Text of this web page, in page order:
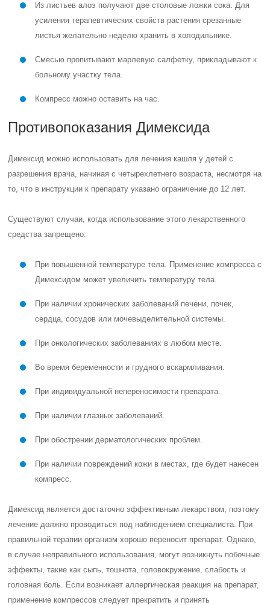
Из листьев алоэ получают две столовые ложки сока. Для
усиления терапевтических свойств растения срезанные
листья желательно неделю хранить в холодильнике.
Смесью пропитывают марлевую салфетку, прикладывают к
больному участку тела.
Компресс можно оставить на час.
Противопоказания Димексида
Димексид можно использовать для лечения кашля у детей с
разрешения врача, начиная с четырехлетнего возраста, несмотря на
то, что в инструкции к препарату указано ограничение до 12 лет.
Существуют случаи, когда использование этого лекарственного
средства запрещено:
При повышенной температуре тела. Применение компресса с
Димексидом может увеличить температуру тела.
При наличии хронических заболеваний печени, почек,
сердца, сосудов или мочевыделительной системы.
При онкологических заболеваниях в любом месте.
Во время беременности и грудного вскармливания.
При индивидуальной непереносимости препарата.
При наличии глазных заболеваний.
При обострении дерматологических проблем.
При наличии повреждений кожи в местах, где будет нанесен
компресс.
Димексид является достаточно эффективным лекарством, поэтому
лечение должно проводиться под наблюдением специалиста. При
правильной терапии организм хорошо переносит препарат. Однако,
в случае неправильного использования, могут возникнуть побочные
эффекты, такие как сыпь, тошнота, головокружение, слабость и
головная боль. Если возникает аллергическая реакция на препарат,
применение компрессов следует прекратить и принять